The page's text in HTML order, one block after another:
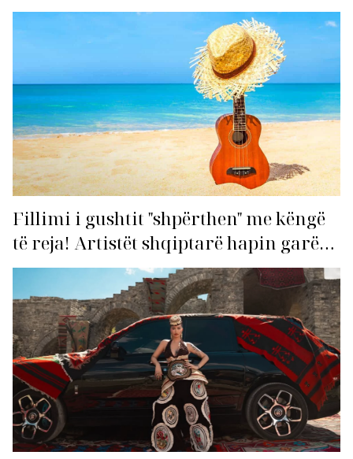
Fillimi i gushtit "shpërthen" me këngë
të reja! Artistët shqiptarë hapin garën
për hitin e verës!